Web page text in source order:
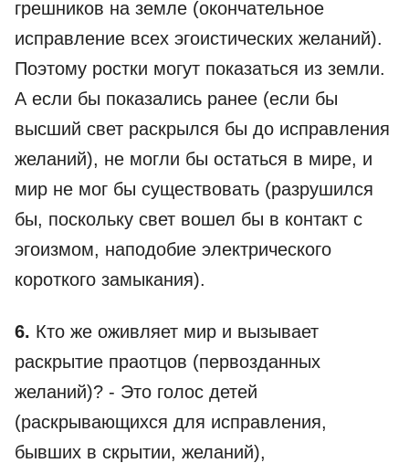
грешников на земле (окончательное
исправление всех эгоистических желаний).
Поэтому ростки могут показаться из земли.
А если бы показались ранее (если бы
высший свет раскрылся бы до исправления
желаний), не могли бы остаться в мире, и
мир не мог бы существовать (разрушился
бы, поскольку свет вошел бы в контакт с
эгоизмом, наподобие электрического
короткого замыкания).
6. Кто же оживляет мир и вызывает
раскрытие праотцов (первозданных
желаний)? - Это голос детей
(раскрывающихся для исправления,
бывших в скрытии, желаний),